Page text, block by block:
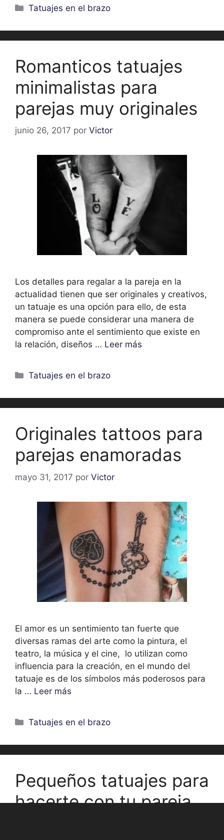
Categorías
Tatuajes en el brazo
Romanticos tatuajes
minimalistas para
parejas muy originales
junio 26, 2017 por Victor
Los detalles para regalar a la pareja en la
actualidad tienen que ser originales y creativos,
un tatuaje es una opción para ello, de esta
manera se puede considerar una manera de
compromiso ante el sentimiento que existe en
la relación, diseños … Leer más
Categorías
Tatuajes en el brazo
Originales tattoos para
parejas enamoradas
mayo 31, 2017 por Victor
El amor es un sentimiento tan fuerte que
diversas ramas del arte como la pintura, el
teatro, la música y el cine, lo utilizan como
influencia para la creación, en el mundo del
tatuaje es de los símbolos más poderosos para
la … Leer más
Categorías
Tatuajes en el brazo
Pequeños tatuajes para
hacerte con tu pareja